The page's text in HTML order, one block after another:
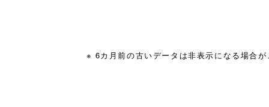
※ 6カ月前の古いデータは非表示になる場合が